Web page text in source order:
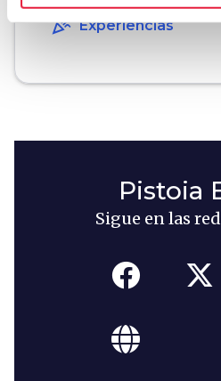
celebration Experiencias
Pistoia
Sigue en las